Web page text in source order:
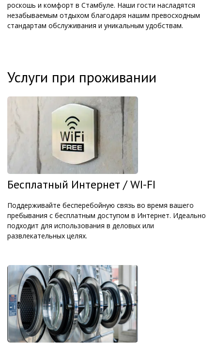
роскошь и комфорт в Стамбуле. Наши гости насладятся
незабываемым отдыхом благодаря нашим превосходным
стандартам обслуживания и уникальным удобствам.
Услуги при проживании
Бесплатный Интернет / WI-FI
Поддерживайте бесперебойную связь во время вашего
пребывания с бесплатным доступом в Интернет. Идеально
подходит для использования в деловых или
развлекательных целях.